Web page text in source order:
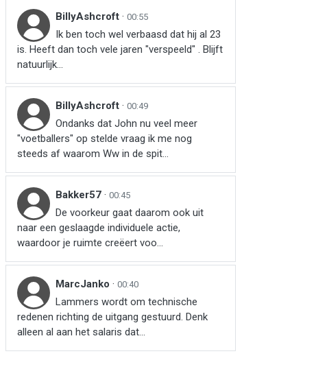
BillyAshcroft · 00:55
Ik ben toch wel verbaasd dat hij al 23
is. Heeft dan toch vele jaren "verspeeld" . Blijft
natuurlijk...
BillyAshcroft · 00:49
Ondanks dat John nu veel meer
"voetballers" op stelde vraag ik me nog
steeds af waarom Ww in de spit...
Bakker57 · 00:45
De voorkeur gaat daarom ook uit
naar een geslaagde individuele actie,
waardoor je ruimte creëert voo...
MarcJanko · 00:40
Lammers wordt om technische
redenen richting de uitgang gestuurd. Denk
alleen al aan het salaris dat...